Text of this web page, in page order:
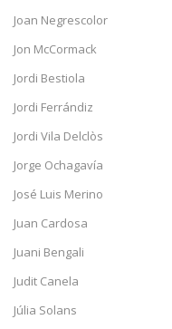
Joan Negrescolor
Jon McCormack
Jordi Bestiola
Jordi Ferrándiz
Jordi Vila Delclòs
Jorge Ochagavía
José Luis Merino
Juan Cardosa
Juani Bengali
Judit Canela
Júlia Solans